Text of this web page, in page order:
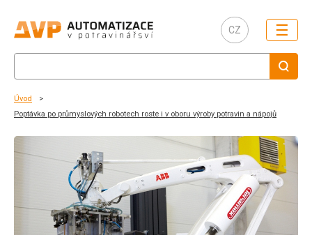
CZ ☰
Úvod
Poptávka po průmyslových robotech roste i v oboru výroby potravin a nápojů